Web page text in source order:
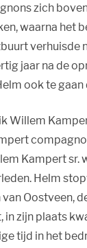
zich
waarna het
verhuisde
jaar na de
ook te gaan
Willem
Kampert sr.
Helm
Oostveen,
zijn plaats
tijd in het